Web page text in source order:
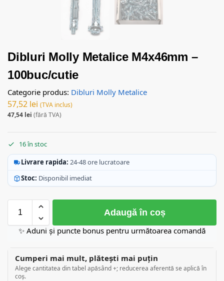
Dibluri Molly Metalice M4x46mm –
100buc/cutie
Categorie produs: Dibluri Molly Metalice
57,52 lei (TVA inclus)
47,54 lei (fără TVA)
16 în stoc
Livrare rapida: 24-48 ore lucratoare
Stoc: Disponibil imediat
Adaugă în coș
✨ Aduni și puncte bonus pentru următoarea comandă
Cumperi mai mult, plătești mai puțin
Alege cantitatea din tabel apăsând +; reducerea aferentă se aplică în
coș.